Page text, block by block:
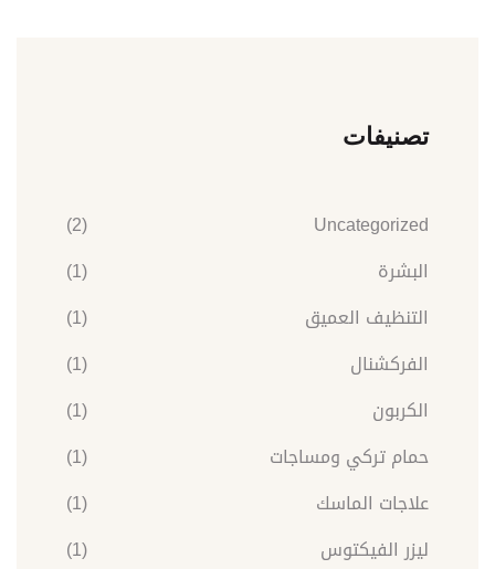
تصنيفات
Uncategorized
(2)
البشرة
(1)
التنظيف العميق
(1)
الفركشنال
(1)
الكربون
(1)
حمام تركي ومساجات
(1)
علاجات الماسك
(1)
ليزر الفيكتوس
(1)